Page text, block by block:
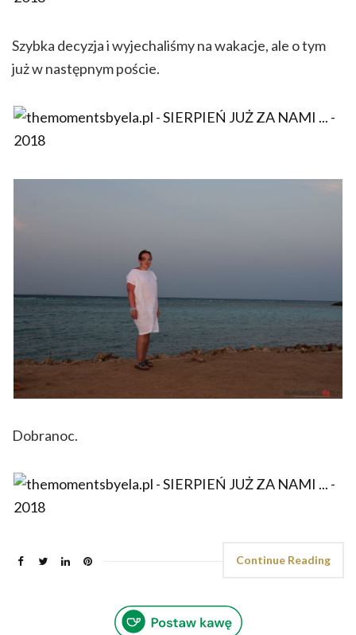
Szybka decyzja i wyjechaliśmy na wakacje, ale o tym
już w następnym poście.
Dobranoc.
Continue Reading